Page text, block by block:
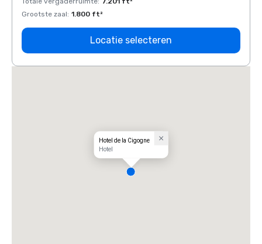
Grootste zaal: 1.800 ft²
Locatie selecteren
Hotel de la Cigogne
Hotel